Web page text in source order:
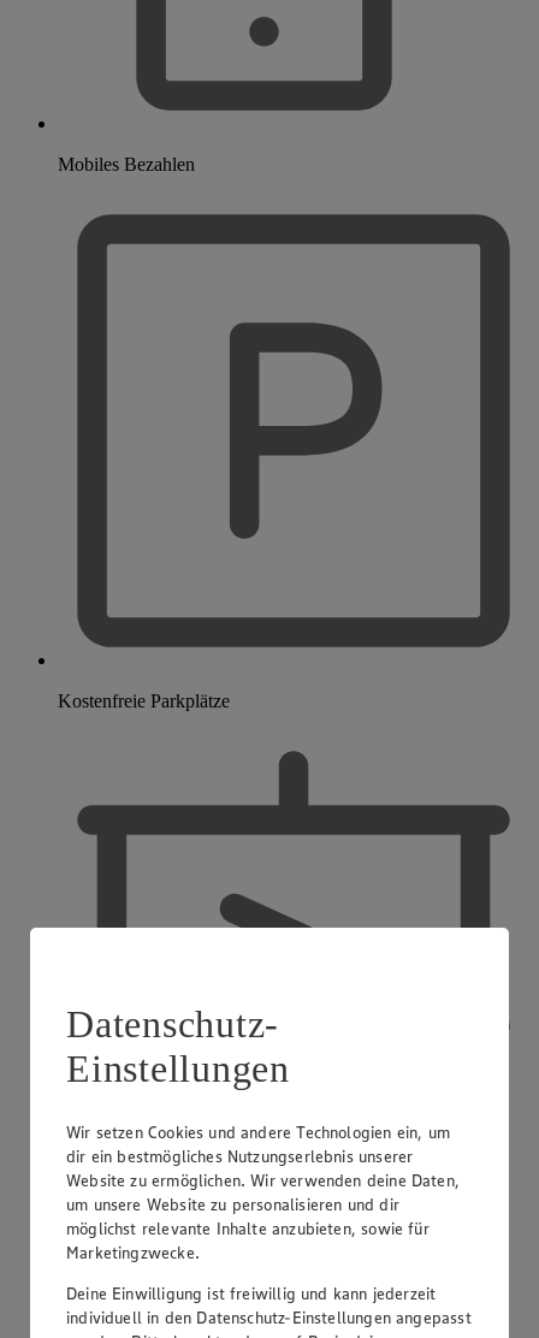
Mobiles Bezahlen
Kostenfreie Parkplätze
Ausbildender Betrieb
Datenschutz-
Einstellungen
Wir setzen Cookies und andere Technologien ein, um
dir ein bestmögliches Nutzungserlebnis unserer
Website zu ermöglichen. Wir verwenden deine Daten,
um unsere Website zu personalisieren und dir
möglichst relevante Inhalte anzubieten, sowie für
Marketingzwecke.
Deine Einwilligung ist freiwillig und kann jederzeit
individuell in den Datenschutz-Einstellungen angepasst